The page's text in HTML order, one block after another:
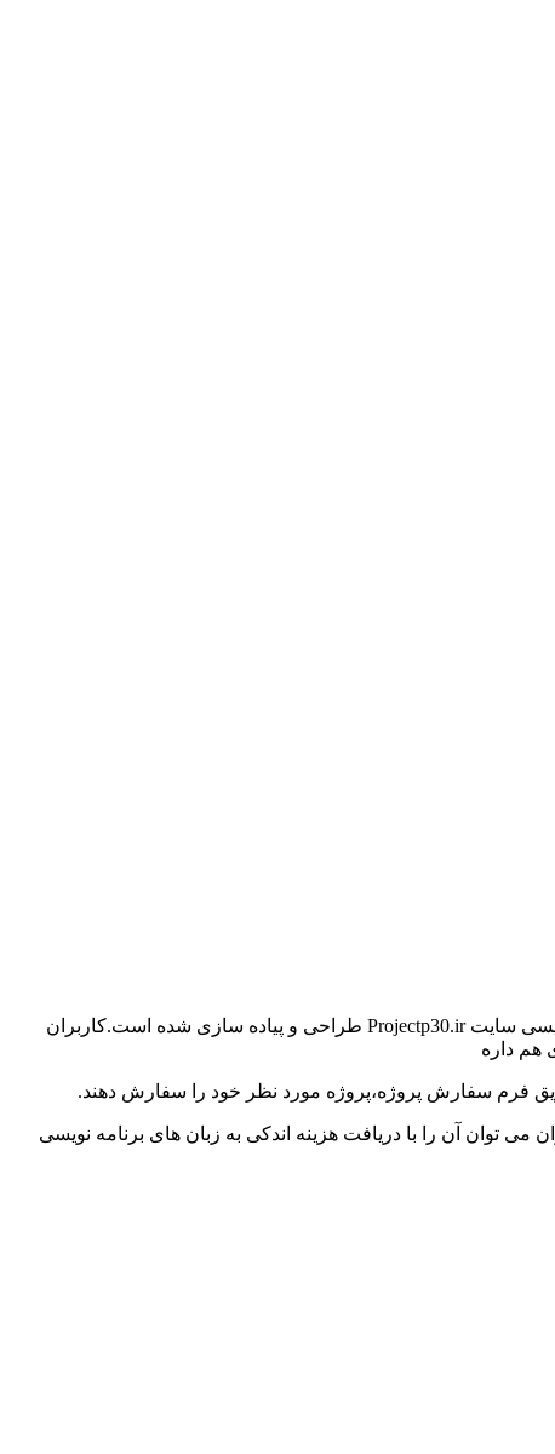
سایتProjectp30.ir طراحی و پیاده سازی شده است.کاربران
هم داره
فرم سفارش پروژه،پروژه مورد نظر خود را سفارش دهند.
توان آن را با دریافت هزینه اندکی به زبان های برنامه نویسی